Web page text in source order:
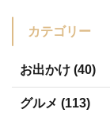
カテゴリー
お出かけ (40)
グルメ (113)